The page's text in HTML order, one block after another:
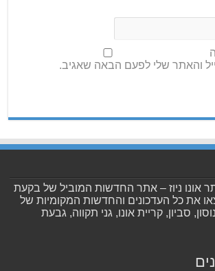
והאתר שלי לפעם הבאה שאגיב.
אונו ניוז – אתר החדשות המוביל של בקעת
את כל העדכונים והחדשות המקומיות של
סביון, קריית אונו, גני תקווה, גבעת